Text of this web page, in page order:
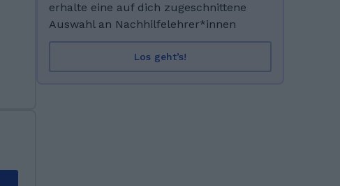
erhalte eine auf dich zugeschnittene
Auswahl an Nachhilfelehrer*innen
Los geht’s!